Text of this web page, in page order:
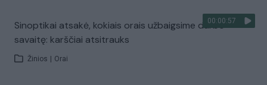
00:00:57
Sinoptikai atsakė, kokiais orais užbaigsime darbo
savaitę: karščiai atsitrauks
Žinios Orai